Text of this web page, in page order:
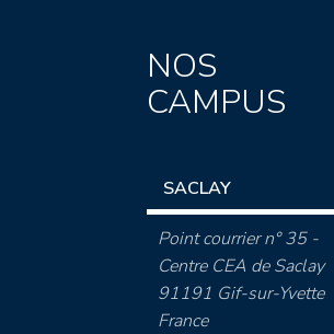
NOS
CAMPUS
SACLAY
Point courrier n° 35 -
Centre CEA de Saclay
91191 Gif-sur-Yvette
France